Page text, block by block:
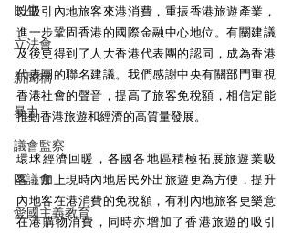
民生
立法會
新聞稿
暴力
議會監察
區議會
愛國主義教育
以吸引內地旅客來港消費，重振香港旅遊產業，
進一步鞏固香港的國際金融中心地位。有關建議
及後更得到了人大香港代表團的認同，成為香港
代表團的聯名建議。我們感謝中央有關部門重視
香港社會的聲音，提高了旅客免稅額，相信定能
推動香港旅遊和經濟的高質量發展。
環球經濟回暖，各國各地區積極拓展旅遊業吸
客，加上現時內地居民外出旅遊更為方便，提升
內地客在港消費的免稅額，有利內地旅客更樂意
在港購物消費，同時亦增加了香港旅遊的吸引